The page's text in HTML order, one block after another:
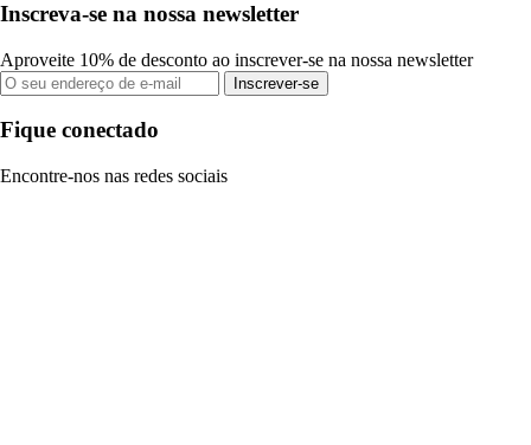
Inscreva-se na nossa newsletter
Aproveite 10% de desconto ao inscrever-se na nossa newsletter
Inscrever-se
Fique conectado
Encontre-nos nas redes sociais